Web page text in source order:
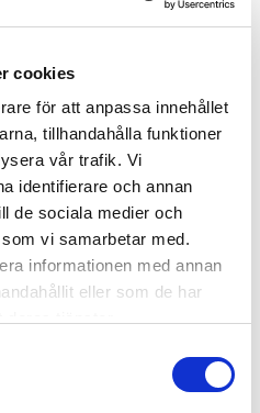
cookies
för att anpassa innehållet
tillhandahålla funktioner
vår trafik. Vi
identifierare och annan
de sociala medier och
vi samarbetar med.
informationen med annan
eller som de har
Bemannia – stark
marknad
kvartal hittills och sätter
I en marknad där
fortsätter att öka, visar
Branschdata från...
med Region